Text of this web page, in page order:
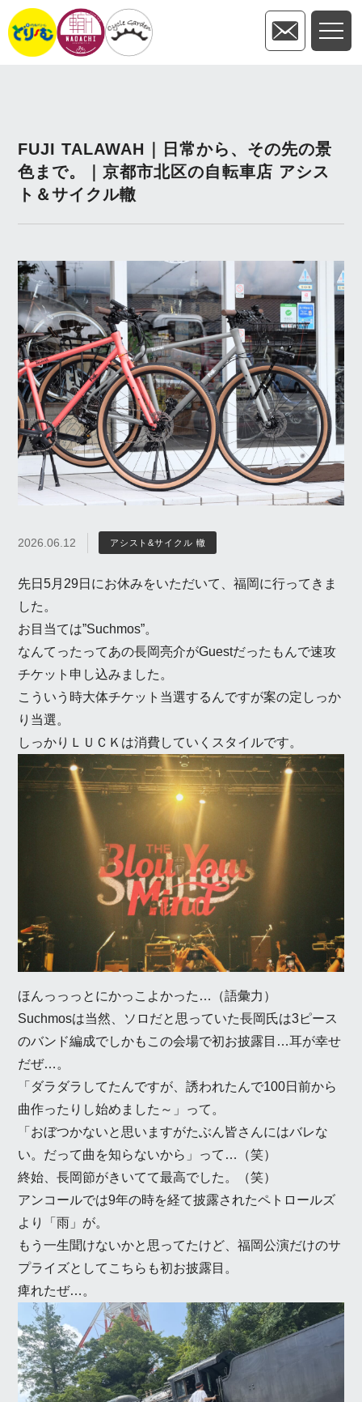
FUJI TALAWAH｜日常から、その先の景
色まで。｜京都市北区の自転車店 アシス
ト＆サイクル轍
2026.06.12 アシスト&サイクル 轍
先日5月29日にお休みをいただいて、福岡に行ってきま
した。
お目当ては”Suchmos”。
なんてったってあの長岡亮介がGuestだったもんで速攻
チケット申し込みました。
こういう時大体チケット当選するんですが案の定しっか
り当選。
しっかりＬＵＣＫは消費していくスタイルです。
ほんっっっとにかっこよかった…（語彙力）
Suchmosは当然、ソロだと思っていた長岡氏は3ピース
のバンド編成でしかもこの会場で初お披露目…耳が幸せ
だぜ…。
「ダラダラしてたんですが、誘われたんで100日前から
曲作ったりし始めました～」って。
「おぼつかないと思いますがたぶん皆さんにはバレな
い。だって曲を知らないから」って…（笑）
終始、長岡節がきいてて最高でした。（笑）
アンコールでは9年の時を経て披露されたペトロールズ
より「雨」が。
もう一生聞けないかと思ってたけど、福岡公演だけのサ
プライズとしてこちらも初お披露目。
痺れたぜ…。